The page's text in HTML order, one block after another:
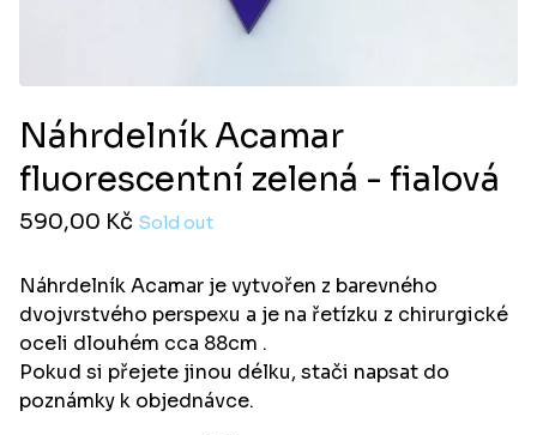
Náhrdelník Acamar
fluorescentní zelená - fialová
590,00 Kč Sold out
Náhrdelník Acamar je vytvořen z barevného
dvojvrstvého perspexu a je na řetízku z chirurgické
oceli dlouhém cca 88cm .
Pokud si přejete jinou délku, stači napsat do
poznámky k objednávce.